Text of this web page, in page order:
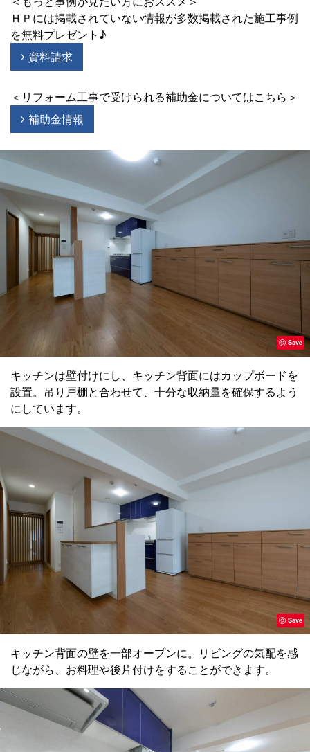
ＨＰには掲載されていない情報が多数掲載された施工事例
を無料プレゼント♪
資料請求
＜リフォーム工事で受けられる補助金についてはこちら＞
補助金情報
Save
キッチンは壁付けにし、キッチン背面にはカップボードを
設置。吊り戸棚と合わせて、十分な収納量を確保するよう
にしています。
Save
キッチン背面の壁を一部オープンに。リビングの気配を感
じながら、お料理や後片付けをすることができます。